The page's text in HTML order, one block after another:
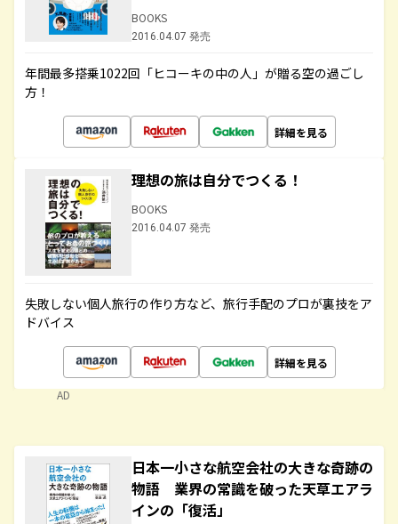
BOOKS
2016.04.07 発売
年間最多搭乗1022回「ヒコーキの中の人」が贈る空の過ごし
方！
詳細を見る
理想の旅は自分でつくる！
BOOKS
2016.04.07 発売
失敗しない個人旅行の作り方など、旅行手配のプロが裏技をア
ドバイス
詳細を見る
AD
日本一小さな航空会社の大きな奇跡の
物語 業界の常識を破った天草エアラ
インの「復活」